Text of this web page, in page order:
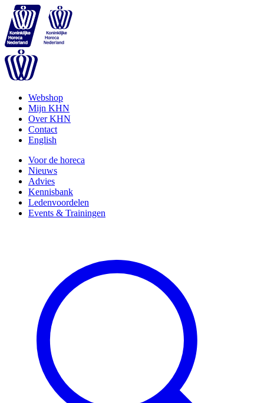
Webshop
Mijn KHN
Over KHN
Contact
English
Voor de horeca
Nieuws
Advies
Kennisbank
Ledenvoordelen
Events & Trainingen